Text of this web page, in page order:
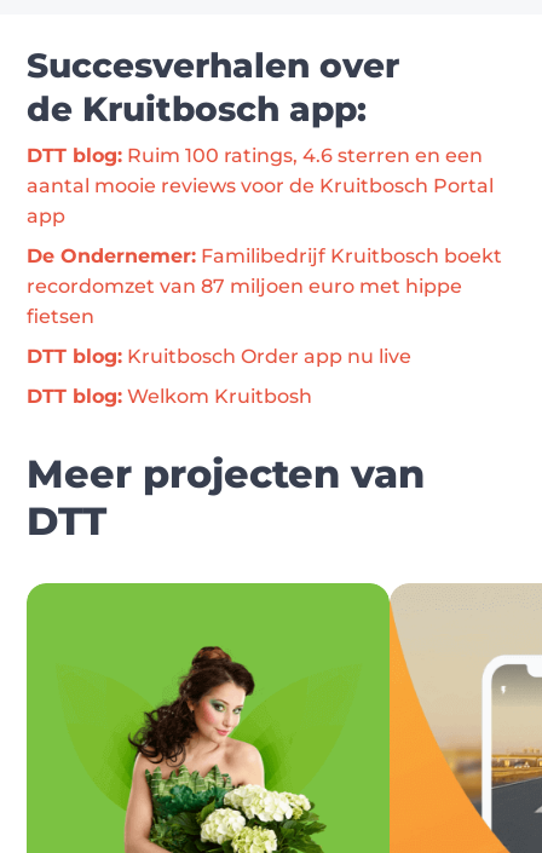
Succesverhalen over
de Kruitbosch app:
DTT blog: Ruim 100 ratings, 4.6 sterren en een
aantal mooie reviews voor de Kruitbosch Portal
app
De Ondernemer: Familibedrijf Kruitbosch boekt
recordomzet van 87 miljoen euro met hippe
fietsen
DTT blog: Kruitbosch Order app nu live
DTT blog: Welkom Kruitbosh
Meer projecten van
DTT